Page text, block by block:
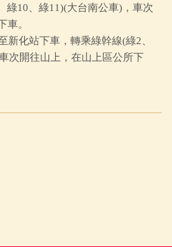
綠10、綠11)(大台南公車)，車次
車。
新化站下車，轉乘綠幹線(綠2、
次開往山上，在山上區公所下